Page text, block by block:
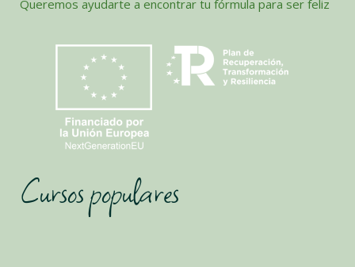
Queremos ayudarte a encontrar tu fórmula para ser feliz
Cursos populares